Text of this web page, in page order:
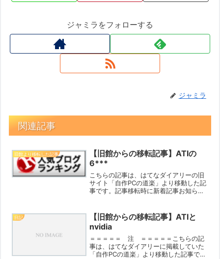
ジャミラをフォローする
ジャミラ
関連記事
旧館より移転した記事
【旧館からの移転記事】ATIの
6***
こちらの記事は、はてなダイアリーの旧
サイト「自作PCの道楽」より移動した記
事です。記事移転時に新着記事お知らせ
っている方にはお手間なお知らせ」とな
りますがご寛容ください...
日記
【旧館からの移転記事】ATIと
nvidia
＝＝＝＝＝ 注 ＝＝＝＝＝こちらの記
事は、はてなダイアリーに掲載していた
「自作PCの道楽」より移動した記事で